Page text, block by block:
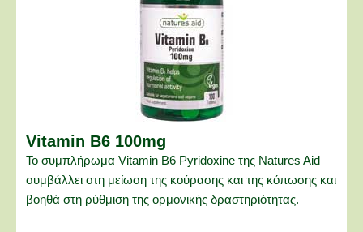
Vitamin B6 100mg
Το συμπλήρωμα Vitamin B6 Pyridoxine της Natures Aid
συμβάλλει στη μείωση της κούρασης και της κόπωσης και
βοηθά στη ρύθμιση της ορμονικής δραστηριότητας.